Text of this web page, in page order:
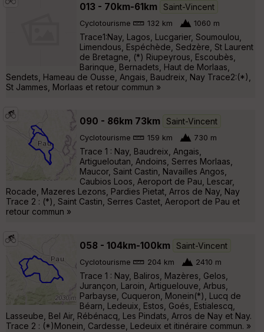
013 - 70km-61km Saint-Vincent
Cyclotourisme 132 km 1060 m
Trace1:Nay, Lagos, Lucgarier, Soumoulou,
Limendous, Espéchède, Sedzère, St Laurent
de Bretagne, (*) Riupeyrous, Escoubès,
Barinque, Bernadets, Haut de Morlaas,
Sendets, Hameau de Ousse, Angais, Baudreix, Nay Trace2:(*),
St Jammes, Morlaas et retour commun »
090 - 86km 73km Saint-Vincent
Cyclotourisme 159 km 730 m
Trace 1 : Nay, Baudreix, Angais,
Artigueloutan, Andoins, Serres Morlaas,
Maucor, Saint Castin, Navailles Angos,
Caubios Loos, Aeroport de Pau, Lescar,
Rocade, Mazeres Lezons, Pardies Pietat, Arros de Nay, Nay
Trace 2 : (*), Saint Castin, Serres Castet, Aeroport de Pau et
retour commun »
058 - 104km-100km Saint-Vincent
Cyclotourisme 204 km 2410 m
Trace 1 : Nay, Baliros, Mazères, Gelos,
Jurançon, Laroin, Artiguelouve, Arbus,
Parbayse, Cuqueron, Monein(*), Lucq de
Béarn, Ledeuix, Estos, Goés, Estialescq,
Lasseube, Bel Air, Rébénacq, Les Pindats, Arros de Nay et Nay.
Trace 2 : (*)Monein, Cardesse, Ledeuix et itinéraire commun. »